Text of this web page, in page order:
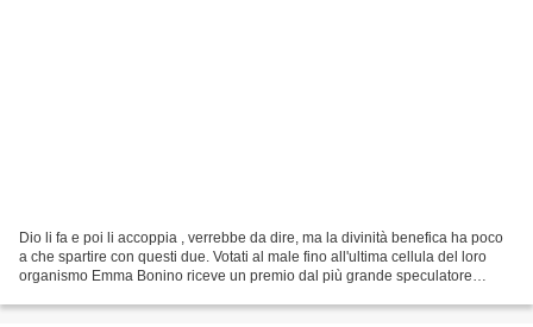
Dio li fa e poi li accoppia , verrebbe da dire, ma la divinità benefica ha poco
a che spartire con questi due. Votati al male fino all'ultima cellula del loro
organismo Emma Bonino riceve un premio dal più grande speculatore